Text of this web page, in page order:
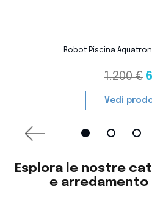
Robot Piscina Aquatron
1.200 €
Vedi
Esplora le nostre
e